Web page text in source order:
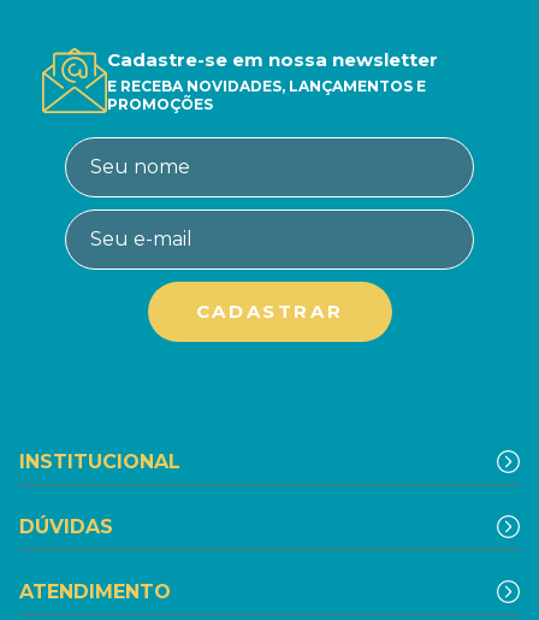
Cadastre-se em nossa newsletter
E RECEBA NOVIDADES, LANÇAMENTOS E
PROMOÇÕES
INSTITUCIONAL
DÚVIDAS
ATENDIMENTO